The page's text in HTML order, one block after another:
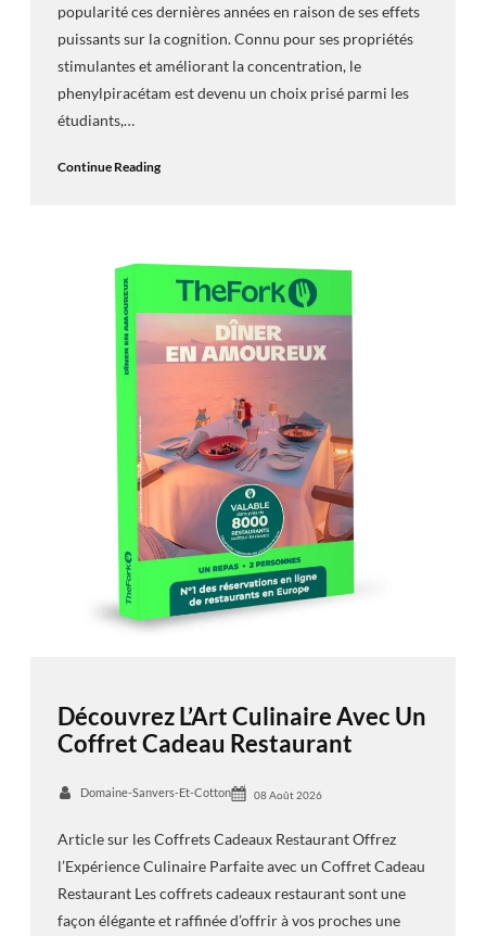
popularité ces dernières années en raison de ses effets
puissants sur la cognition. Connu pour ses propriétés
stimulantes et améliorant la concentration, le
phenylpiracétam est devenu un choix prisé parmi les
étudiants,…
Continue Reading
Découvrez L’Art Culinaire Avec Un
Coffret Cadeau Restaurant
Domaine-Sanvers-Et-Cotton 08 Août 2026
Article sur les Coffrets Cadeaux Restaurant Offrez
l’Expérience Culinaire Parfaite avec un Coffret Cadeau
Restaurant Les coffrets cadeaux restaurant sont une
façon élégante et raffinée d’offrir à vos proches une